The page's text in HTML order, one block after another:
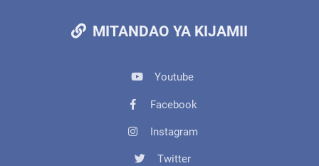
MITANDAO YA KIJAMII
Youtube
Facebook
Instagram
Twitter